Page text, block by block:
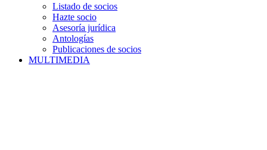
Listado de socios
Hazte socio
Asesoría jurídica
Antologías
Publicaciones de socios
MULTIMEDIA